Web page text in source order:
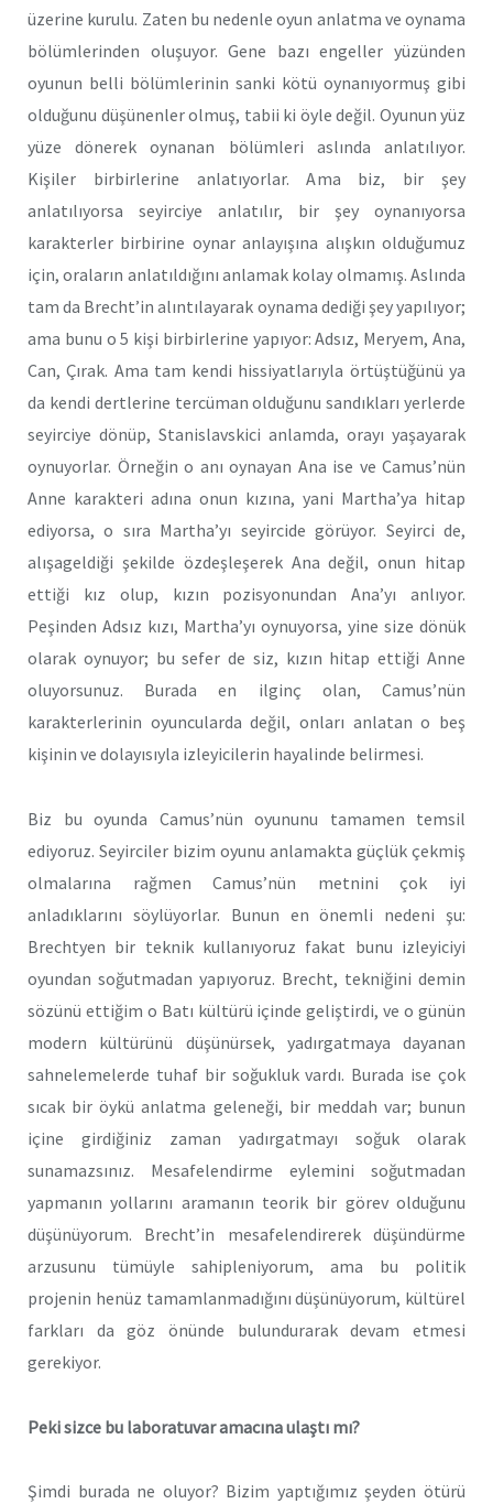
üzerine kurulu. Zaten bu nedenle oyun anlatma ve oynama
bölümlerinden oluşuyor. Gene bazı engeller yüzünden
oyunun belli bölümlerinin sanki kötü oynanıyormuş gibi
olduğunu düşünenler olmuş, tabii ki öyle değil. Oyunun yüz
yüze dönerek oynanan bölümleri aslında anlatılıyor.
Kişiler birbirlerine anlatıyorlar. Ama biz, bir şey
anlatılıyorsa seyirciye anlatılır, bir şey oynanıyorsa
karakterler birbirine oynar anlayışına alışkın olduğumuz
için, oraların anlatıldığını anlamak kolay olmamış. Aslında
tam da Brecht’in alıntılayarak oynama dediği şey yapılıyor;
ama bunu o 5 kişi birbirlerine yapıyor: Adsız, Meryem, Ana,
Can, Çırak. Ama tam kendi hissiyatlarıyla örtüştüğünü ya
da kendi dertlerine tercüman olduğunu sandıkları yerlerde
seyirciye dönüp, Stanislavskici anlamda, orayı yaşayarak
oynuyorlar. Örneğin o anı oynayan Ana ise ve Camus’nün
Anne karakteri adına onun kızına, yani Martha’ya hitap
ediyorsa, o sıra Martha’yı seyircide görüyor. Seyirci de,
alışageldiği şekilde özdeşleşerek Ana değil, onun hitap
ettiği kız olup, kızın pozisyonundan Ana’yı anlıyor.
Peşinden Adsız kızı, Martha’yı oynuyorsa, yine size dönük
olarak oynuyor; bu sefer de siz, kızın hitap ettiği Anne
oluyorsunuz. Burada en ilginç olan, Camus’nün
karakterlerinin oyuncularda değil, onları anlatan o beş
kişinin ve dolayısıyla izleyicilerin hayalinde belirmesi.
Biz bu oyunda Camus’nün oyununu tamamen temsil
ediyoruz. Seyirciler bizim oyunu anlamakta güçlük çekmiş
olmalarına rağmen Camus’nün metnini çok iyi
anladıklarını söylüyorlar. Bunun en önemli nedeni şu:
Brechtyen bir teknik kullanıyoruz fakat bunu izleyiciyi
oyundan soğutmadan yapıyoruz. Brecht, tekniğini demin
sözünü ettiğim o Batı kültürü içinde geliştirdi, ve o günün
modern kültürünü düşünürsek, yadırgatmaya dayanan
sahnelemelerde tuhaf bir soğukluk vardı. Burada ise çok
sıcak bir öykü anlatma geleneği, bir meddah var; bunun
içine girdiğiniz zaman yadırgatmayı soğuk olarak
sunamazsınız. Mesafelendirme eylemini soğutmadan
yapmanın yollarını aramanın teorik bir görev olduğunu
düşünüyorum. Brecht’in mesafelendirerek düşündürme
arzusunu tümüyle sahipleniyorum, ama bu politik
projenin henüz tamamlanmadığını düşünüyorum, kültürel
farkları da göz önünde bulundurarak devam etmesi
gerekiyor.
Peki sizce bu laboratuvar amacına ulaştı mı?
Şimdi burada ne oluyor? Bizim yaptığımız şeyden ötürü